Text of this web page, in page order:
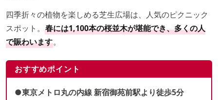
四季折々の植物を楽しめる芝生広場は、人気のピクニック
スポット。 春には1,100本の桜並木が堪能でき、多くの人
で賑わいます。
おすすめポイント
●東京メトロ丸の内線 新宿御苑前駅より徒歩5分